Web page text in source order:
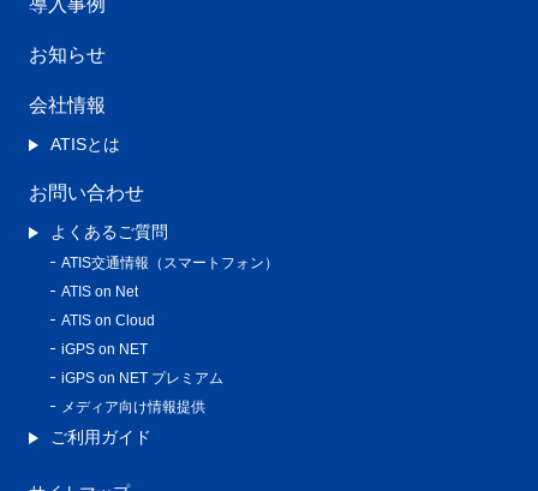
導入事例
お知らせ
会社情報
ATISとは
お問い合わせ
よくあるご質問
ATIS交通情報（スマートフォン）
ATIS on Net
ATIS on Cloud
iGPS on NET
iGPS on NET プレミアム
メディア向け情報提供
ご利用ガイド